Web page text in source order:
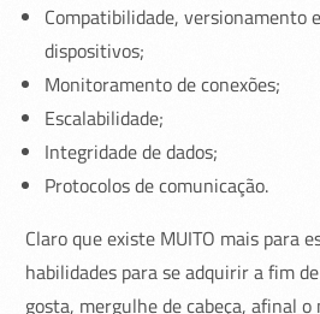
Compatibilidade, versionamento
dispositivos;
Monitoramento de conexões;
Escalabilidade;
Integridade de dados;
Protocolos de comunicação.
Claro que existe MUITO mais para
habilidades para se adquirir a fim
gosta, mergulhe de cabeça, afinal o